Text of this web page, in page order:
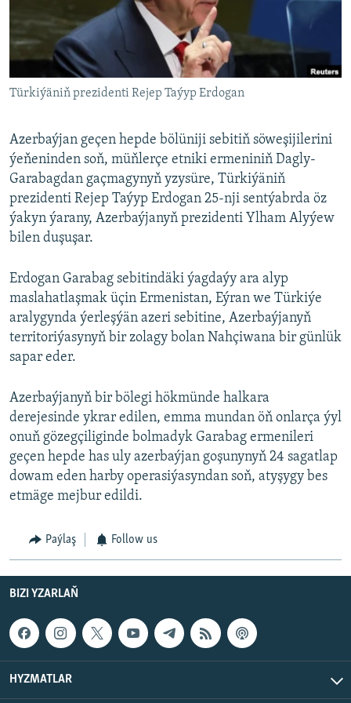
Türkiýäniň prezidenti Rejep Taýyp Erdogan
Azerbaýjan geçen hepde bölüniji sebitiň söweşijilerini
ýeňeninden soň, müňlerçe etniki ermeniniň Dagly-
Garabagdan gaçmagynyň yzysüre, Türkiýäniň
prezidenti Rejep Taýyp Erdogan 25-nji sentýabrda öz
ýakyn ýarany, Azerbaýjanyň prezidenti Ylham Alyýew
bilen duşuşar.
Erdogan Garabag sebitindäki ýagdaýy ara alyp
maslahatlaşmak üçin Ermenistan, Eýran we Türkiýe
aralygynda ýerleşýän azeri sebitine, Azerbaýjanyň
territoriýasynyň bir zolagy bolan Nahçiwana bir günlük
sapar eder.
Azerbaýjanyň bir bölegi hökmünde halkara
derejesinde ykrar edilen, emma mundan öň onlarça ýyl
onuň gözegçiliginde bolmadyk Garabag ermenileri
geçen hepde has uly azerbaýjan goşunynyň 24 sagatlap
dowam eden harby operasiýasyndan soň, atyşygy bes
etmäge mejbur edildi.
Paýlaş Follow us
BIZI YZARLAŇ
HYZMATLAR